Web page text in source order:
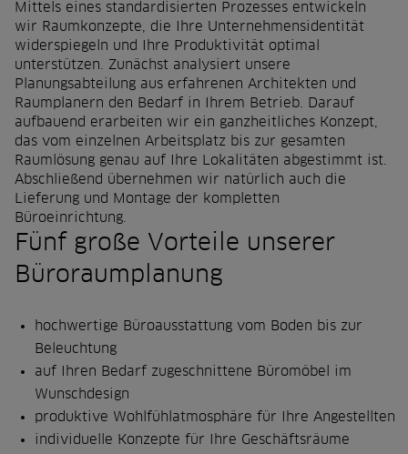
Mittels eines standardisierten Prozesses entwickeln
wir Raumkonzepte, die Ihre Unternehmensidentität
widerspiegeln und Ihre Produktivität optimal
unterstützen. Zunächst analysiert unsere
Planungsabteilung aus erfahrenen Architekten und
Raumplanern den Bedarf in Ihrem Betrieb. Darauf
aufbauend erarbeiten wir ein ganzheitliches Konzept,
das vom einzelnen Arbeitsplatz bis zur gesamten
Raumlösung genau auf Ihre Lokalitäten abgestimmt ist.
Abschließend übernehmen wir natürlich auch die
Lieferung und Montage der kompletten
Büroeinrichtung.
Fünf große Vorteile unserer
Büroraumplanung
hochwertige Büroausstattung vom Boden bis zur
Beleuchtung
auf Ihren Bedarf zugeschnittene Büromöbel im
Wunschdesign
produktive Wohlfühlatmosphäre für Ihre Angestellten
individuelle Konzepte für Ihre Geschäftsräume